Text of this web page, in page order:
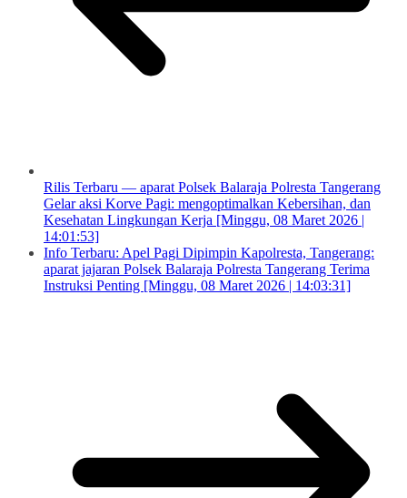
Rilis Terbaru — aparat Polsek Balaraja Polresta Tangerang
Gelar aksi Korve Pagi: mengoptimalkan Kebersihan, dan
Kesehatan Lingkungan Kerja [Minggu, 08 Maret 2026 |
14:01:53]
Info Terbaru: Apel Pagi Dipimpin Kapolresta, Tangerang:
aparat jajaran Polsek Balaraja Polresta Tangerang Terima
Instruksi Penting [Minggu, 08 Maret 2026 | 14:03:31]